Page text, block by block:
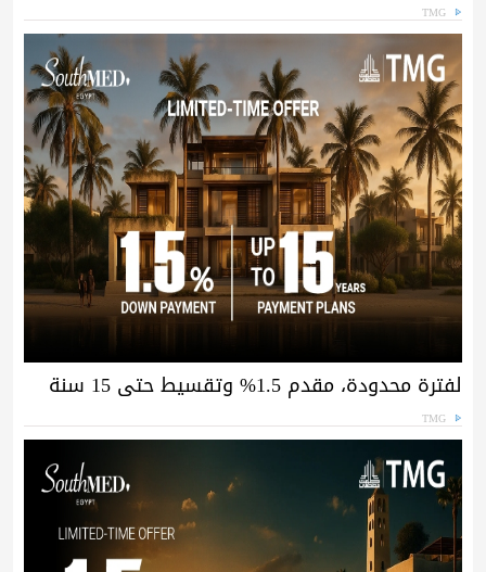
TMG
لفترة محدودة، مقدم 1.5% وتقسيط حتى 15 سنة
TMG